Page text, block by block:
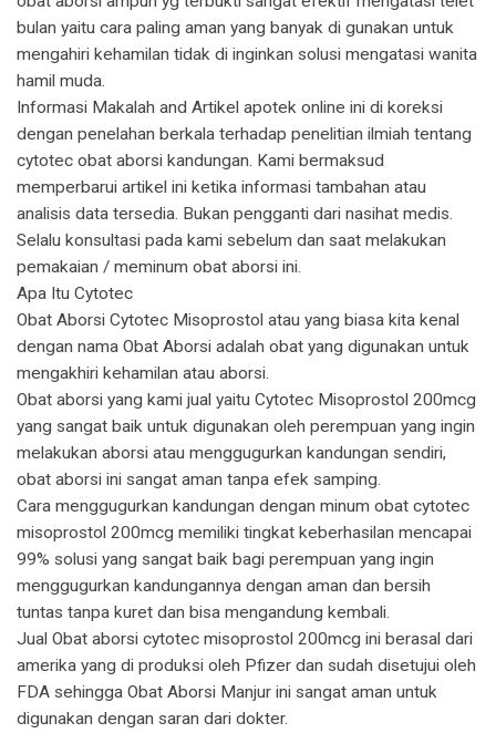
bulan yaitu cara paling aman yang banyak di gunakan untuk
mengahiri kehamilan tidak di inginkan solusi mengatasi wanita
hamil muda.
Informasi Makalah and Artikel apotek online ini di koreksi
dengan penelahan berkala terhadap penelitian ilmiah tentang
cytotec obat aborsi kandungan. Kami bermaksud
memperbarui artikel ini ketika informasi tambahan atau
analisis data tersedia. Bukan pengganti dari nasihat medis.
Selalu konsultasi pada kami sebelum dan saat melakukan
pemakaian / meminum obat aborsi ini.
Apa Itu Cytotec
Obat Aborsi Cytotec Misoprostol atau yang biasa kita kenal
dengan nama Obat Aborsi adalah obat yang digunakan untuk
mengakhiri kehamilan atau aborsi.
Obat aborsi yang kami jual yaitu Cytotec Misoprostol 200mcg
yang sangat baik untuk digunakan oleh perempuan yang ingin
melakukan aborsi atau menggugurkan kandungan sendiri,
obat aborsi ini sangat aman tanpa efek samping.
Cara menggugurkan kandungan dengan minum obat cytotec
misoprostol 200mcg memiliki tingkat keberhasilan mencapai
99% solusi yang sangat baik bagi perempuan yang ingin
menggugurkan kandungannya dengan aman dan bersih
tuntas tanpa kuret dan bisa mengandung kembali.
Jual Obat aborsi cytotec misoprostol 200mcg ini berasal dari
amerika yang di produksi oleh Pfizer dan sudah disetujui oleh
FDA sehingga Obat Aborsi Manjur ini sangat aman untuk
digunakan dengan saran dari dokter.